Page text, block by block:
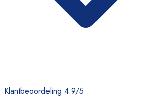
Klantbeoordeling 4.9/5